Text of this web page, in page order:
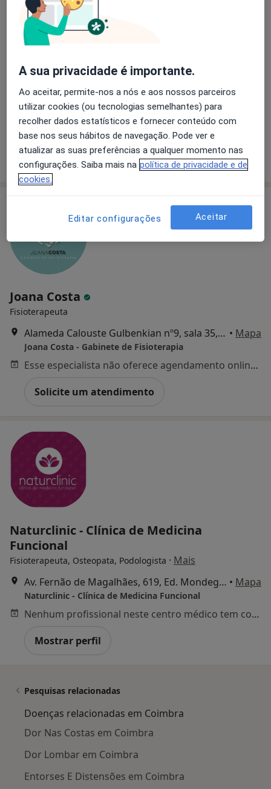
Dra. Marta Amaro
4 opiniões
Av. Fernão de Magalhães, 619, Ed. Mondego (1º Piso, Sala 1.23), Coimbra •
Naturclinic - Clínica de Medicina Funcional
Solicite um atendimento
Joana Costa
Fisioterapeuta
Alameda Calouste Gulbenkian nº9, sala 35, Coimbra • Mapa
Joana Costa - Gabinete de Fisioterapia
Esse especialista não oferece agendamento online para esse endereço.
Solicite um atendimento
Naturclinic - Clínica de Medicina
Funcional
Fisioterapeuta, Osteopata, Podologista · Mais
Av. Fernão de Magalhães, 619, Ed. Mondego (1º Piso, Sala 1.23), Coimbra • Mapa
Naturclinic - Clínica de Medicina Funcional
Nenhum profissional neste centro médico tem consultas disponíveis
Mostrar perfil
Pesquisas relacionadas
Doenças relacionadas em Coimbra
Dor Nas Costas em Coimbra
Dor Lombar em Coimbra
Entorses E Distensões em Coimbra
A sua privacidade é importante.
Ao aceitar, permite-nos a nós e aos nossos parceiros
utilizar cookies (ou tecnologias semelhantes) para
recolher dados estatísticos e fornecer conteúdo com
base nos seus hábitos de navegação. Pode ver e
atualizar as suas preferências a qualquer momento nas
configurações. Saiba mais na política de privacidade e de
cookies.
Editar configurações Aceitar